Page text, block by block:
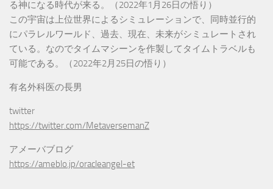
る神になる時代が来る。（2022年1月26日の悟り）
この宇宙は上位世界によるシミュレーションで、同時並行的
にパラレルワールド、過去、現在、未来がシミュレートされ
ている。なのでタイムマシーンを作製してタイムトラベルも
可能である。（2022年2月25日の悟り）
有名外科医の長男
twitter
https://twitter.com/MetaversemanZ
アメーバブログ
https://ameblo.jp/oracleangel-et